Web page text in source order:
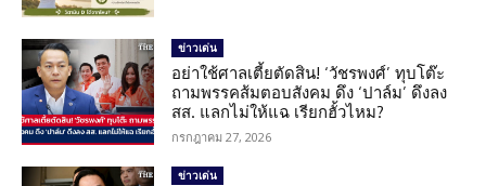
ข่าวเด่น
อย่าใช้ศาลเตี้ยตัดสิน! ‘วัชรพงศ์’ ทุบโต๊ะ
ถามพรรคส้มตอบสังคม ดึง ‘ปาล์ม’ ดึงลง
สส. แลกไม่ให้แฉ เรียกฮั้วไหม?
กรกฎาคม 27, 2026
ข่าวเด่น